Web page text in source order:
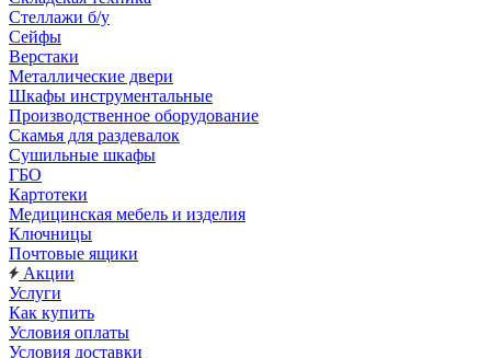
Стеллажи б/у
Сейфы
Верстаки
Металлические двери
Шкафы инструментальные
Производственное оборудование
Скамья для раздевалок
Сушильные шкафы
ГБО
Картотеки
Медицинская мебель и изделия
Ключницы
Почтовые ящики
Акции
Услуги
Как купить
Условия оплаты
Условия доставки